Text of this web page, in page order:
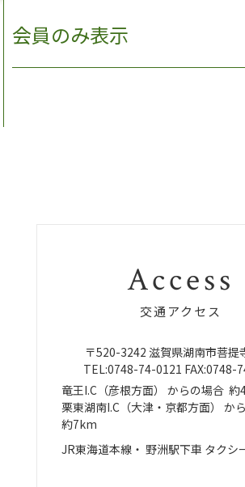
会員のみ表示
Access
交通アクセス
〒520-3242 滋賀県湖南市菩提
TEL:0748-74-0121 FAX:0748-
竜王I.C（彦根方面） からの場合 約
栗東湖南I.C（大津・京都方面）
か
約7km
JR東海道本線・ 野洲駅下車 タクシ